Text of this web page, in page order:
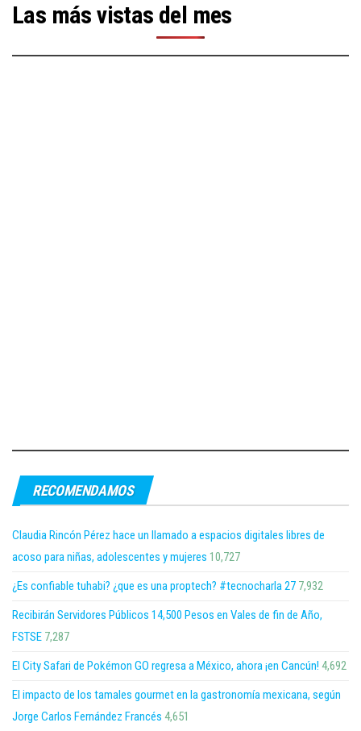
Las más vistas del mes
RECOMENDAMOS
Claudia Rincón Pérez hace un llamado a espacios digitales libres de
acoso para niñas, adolescentes y mujeres 10,727
¿Es confiable tuhabi? ¿que es una proptech? #tecnocharla 27 7,932
Recibirán Servidores Públicos 14,500 Pesos en Vales de fin de Año,
FSTSE 7,287
El City Safari de Pokémon GO regresa a México, ahora ¡en Cancún! 4,692
El impacto de los tamales gourmet en la gastronomía mexicana, según
Jorge Carlos Fernández Francés 4,651